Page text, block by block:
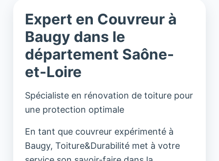
Expert en Couvreur à
Baugy dans le
département Saône-
et-Loire
Spécialiste en rénovation de toiture pour
une protection optimale
En tant que couvreur expérimenté à
Baugy, Toiture&Durabilité met à votre